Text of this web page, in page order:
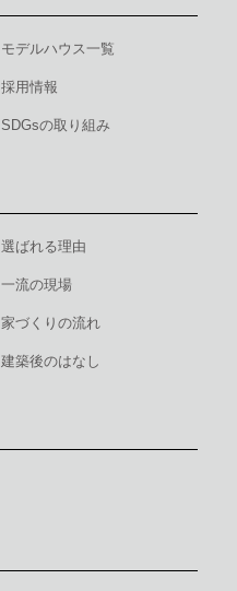
モデルハウス一覧
採用情報
SDGsの取り組み
選ばれる理由
一流の現場
家づくりの流れ
建築後のはなし